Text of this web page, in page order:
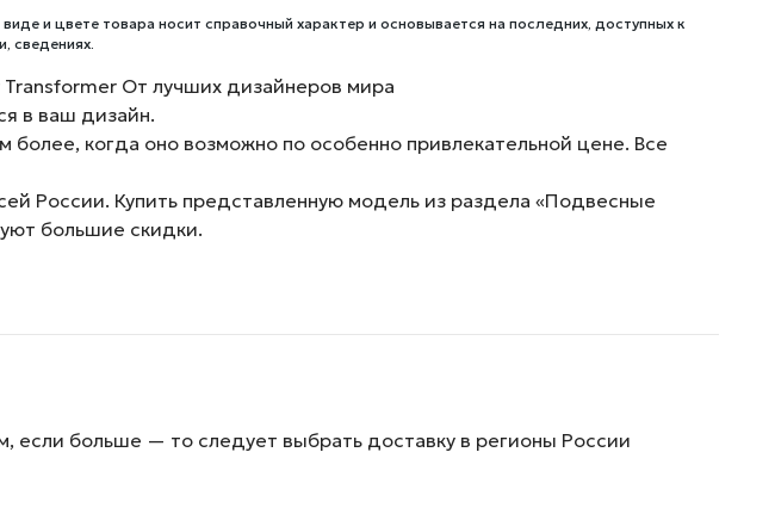
и цвете товара носит справочный характер и основывается на последних, доступных к
сведениях.
От лучших дизайнеров мира
в ваш дизайн.
когда оно возможно по особенно привлекательной цене. Все
России. Купить представленную модель из раздела «Подвесные
большие скидки.
больше — то следует выбрать доставку в регионы России